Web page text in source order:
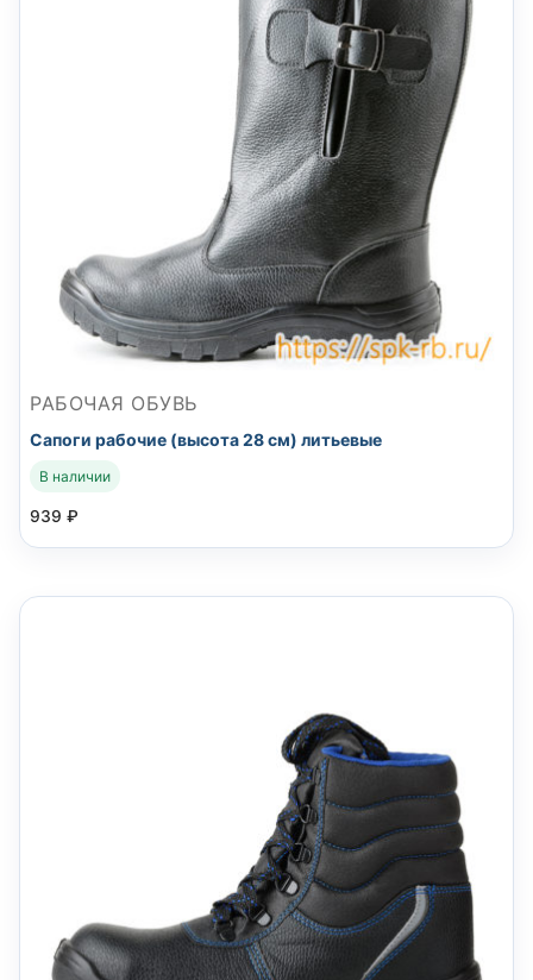
РАБОЧАЯ ОБУВЬ
Сапоги рабочие (высота 28 см) литьевые
В наличии
939 ₽